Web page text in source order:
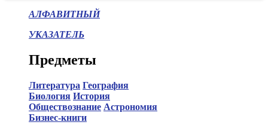
АЛФАВИТНЫЙ
УКАЗАТЕЛЬ
Предметы
Литература География
Биология История
Обществознание Астрономия
Бизнес-книги